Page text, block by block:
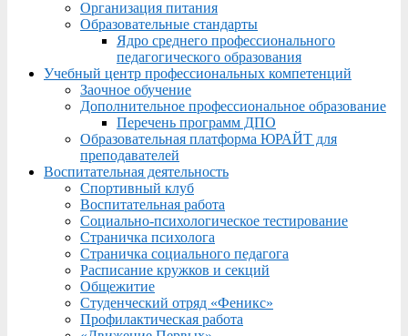
Организация питания
Образовательные стандарты
Ядро среднего профессионального
педагогического образования
Учебный центр профессиональных компетенций
Заочное обучение
Дополнительное профессиональное образование
Перечень программ ДПО
Образовательная платформа ЮРАЙТ для
преподавателей
Воспитательная деятельность
Спортивный клуб
Воспитательная работа
Социально-психологическое тестирование
Страничка психолога
Страничка социального педагога
Расписание кружков и секций
Общежитие
Студенческий отряд «Феникс»
Профилактическая работа